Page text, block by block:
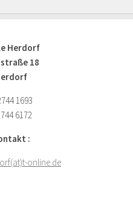
Herdorf
18
1693
6172
:
online.de